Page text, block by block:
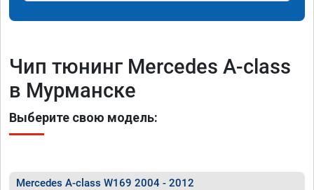
Чип тюнинг Mercedes A-class
в Мурманске
Выберите свою модель:
Mercedes A-class W169 2004 - 2012